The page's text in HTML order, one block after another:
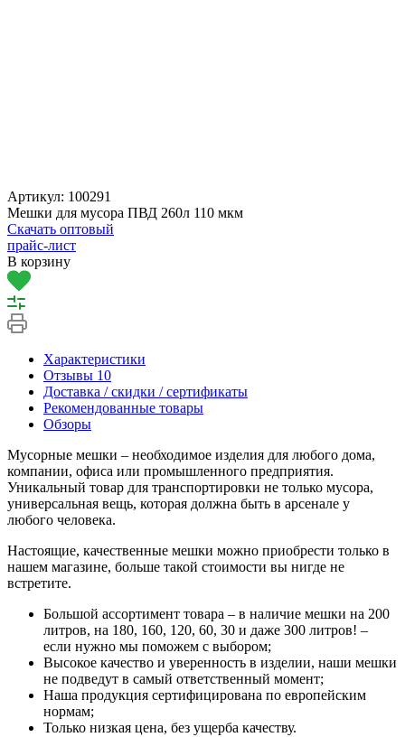
Артикул: 100291
Мешки для мусора ПВД 260л 110 мкм
Скачать оптовый
прайс-лист
В корзину
Характеристики
Отзывы 10
Доставка / скидки / сертификаты
Рекомендованные товары
Обзоры
Мусорные мешки – необходимое изделия для любого дома,
компании, офиса или промышленного предприятия.
Уникальный товар для транспортировки не только мусора,
универсальная вещь, которая должна быть в арсенале у
любого человека.
Настоящие, качественные мешки можно приобрести только в
нашем магазине, больше такой стоимости вы нигде не
встретите.
Большой ассортимент товара – в наличие мешки на 200
литров, на 180, 160, 120, 60, 30 и даже 300 литров! –
если нужно мы поможем с выбором;
Высокое качество и уверенность в изделии, наши мешки
не подведут в самый ответственный момент;
Наша продукция сертифицирована по европейским
нормам;
Только низкая цена, без ущерба качеству.